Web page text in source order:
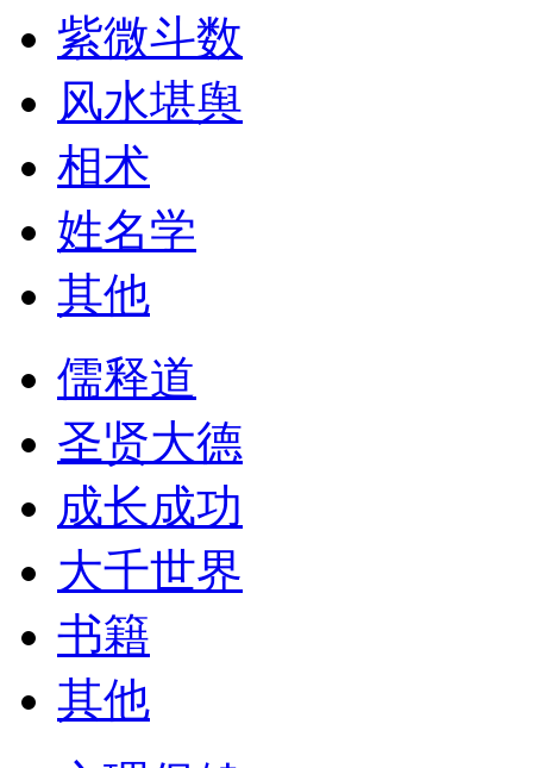
紫微斗数
风水堪舆
相术
姓名学
其他
儒释道
圣贤大德
成长成功
大千世界
书籍
其他